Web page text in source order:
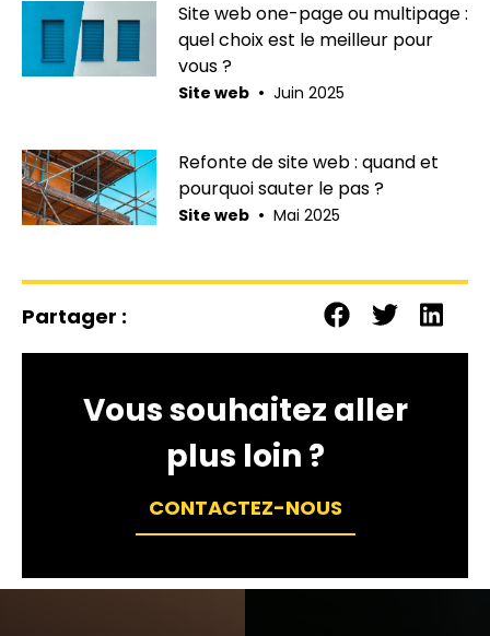
Site web one-page ou multipage :
quel choix est le meilleur pour
vous ?
Site web • Juin 2025
Refonte de site web : quand et
pourquoi sauter le pas ?
Site web • Mai 2025
Partager :
Vous souhaitez aller
plus loin ?
CONTACTEZ-NOUS